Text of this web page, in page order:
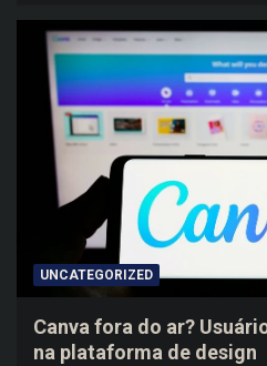
UNCATEGORIZED
Canva fora do ar?
na plataforma de design